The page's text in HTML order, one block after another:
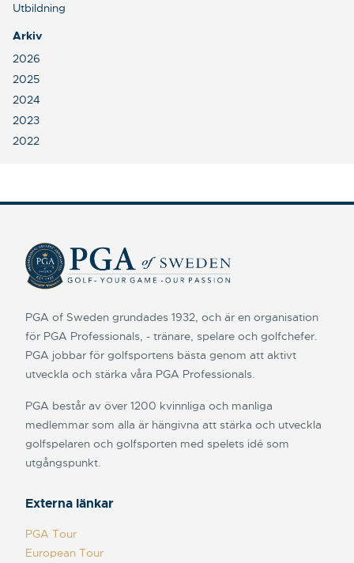
Utbildning
Arkiv
2026
2025
2024
2023
2022
PGA of Sweden grundades 1932, och är en organisation
för PGA Professionals, - tränare, spelare och golfchefer.
PGA jobbar för golfsportens bästa genom att aktivt
utveckla och stärka våra PGA Professionals.
PGA består av över 1200 kvinnliga och manliga
medlemmar som alla är hängivna att stärka och utveckla
golfspelaren och golfsporten med spelets idé som
utgångspunkt.
Externa länkar
PGA Tour
European Tour